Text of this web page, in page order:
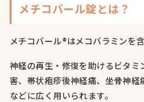
メチコバール錠とは？
メチコバール®はメコバラミンを
神経の再生・修復を助けるビタミ
害、帯状疱疹後神経痛、坐骨神
などに広く用いられます。